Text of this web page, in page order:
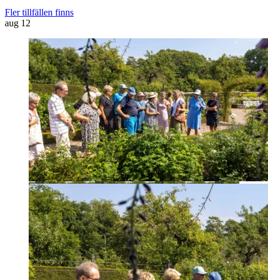
Fler tillfällen finns
aug 12